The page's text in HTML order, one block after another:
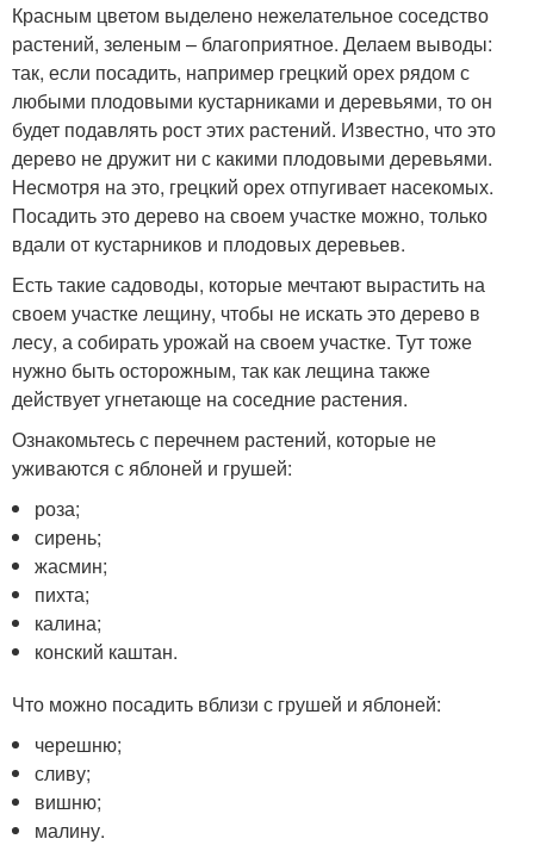
Красным цветом выделено нежелательное соседство
растений, зеленым – благоприятное. Делаем выводы:
так, если посадить, например грецкий орех рядом с
любыми плодовыми кустарниками и деревьями, то он
будет подавлять рост этих растений. Известно, что это
дерево не дружит ни с какими плодовыми деревьями.
Несмотря на это, грецкий орех отпугивает насекомых.
Посадить это дерево на своем участке можно, только
вдали от кустарников и плодовых деревьев.
Есть такие садоводы, которые мечтают вырастить на
своем участке лещину, чтобы не искать это дерево в
лесу, а собирать урожай на своем участке. Тут тоже
нужно быть осторожным, так как лещина также
действует угнетающе на соседние растения.
Ознакомьтесь с перечнем растений, которые не
уживаются с яблоней и грушей:
роза;
сирень;
жасмин;
пихта;
калина;
конский каштан.
Что можно посадить вблизи с грушей и яблоней:
черешню;
сливу;
вишню;
малину.